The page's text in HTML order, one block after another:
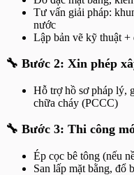
Tư vấn giải pháp:
nước
Lập bản vẽ kỹ thuật
🔧 Bước 2: Xin phép
Hỗ trợ hồ sơ pháp lý,
chữa cháy (PCCC)
🔧 Bước 3: Thi công
Ép cọc bê tông (nếu
San lấp mặt bằng, đổ